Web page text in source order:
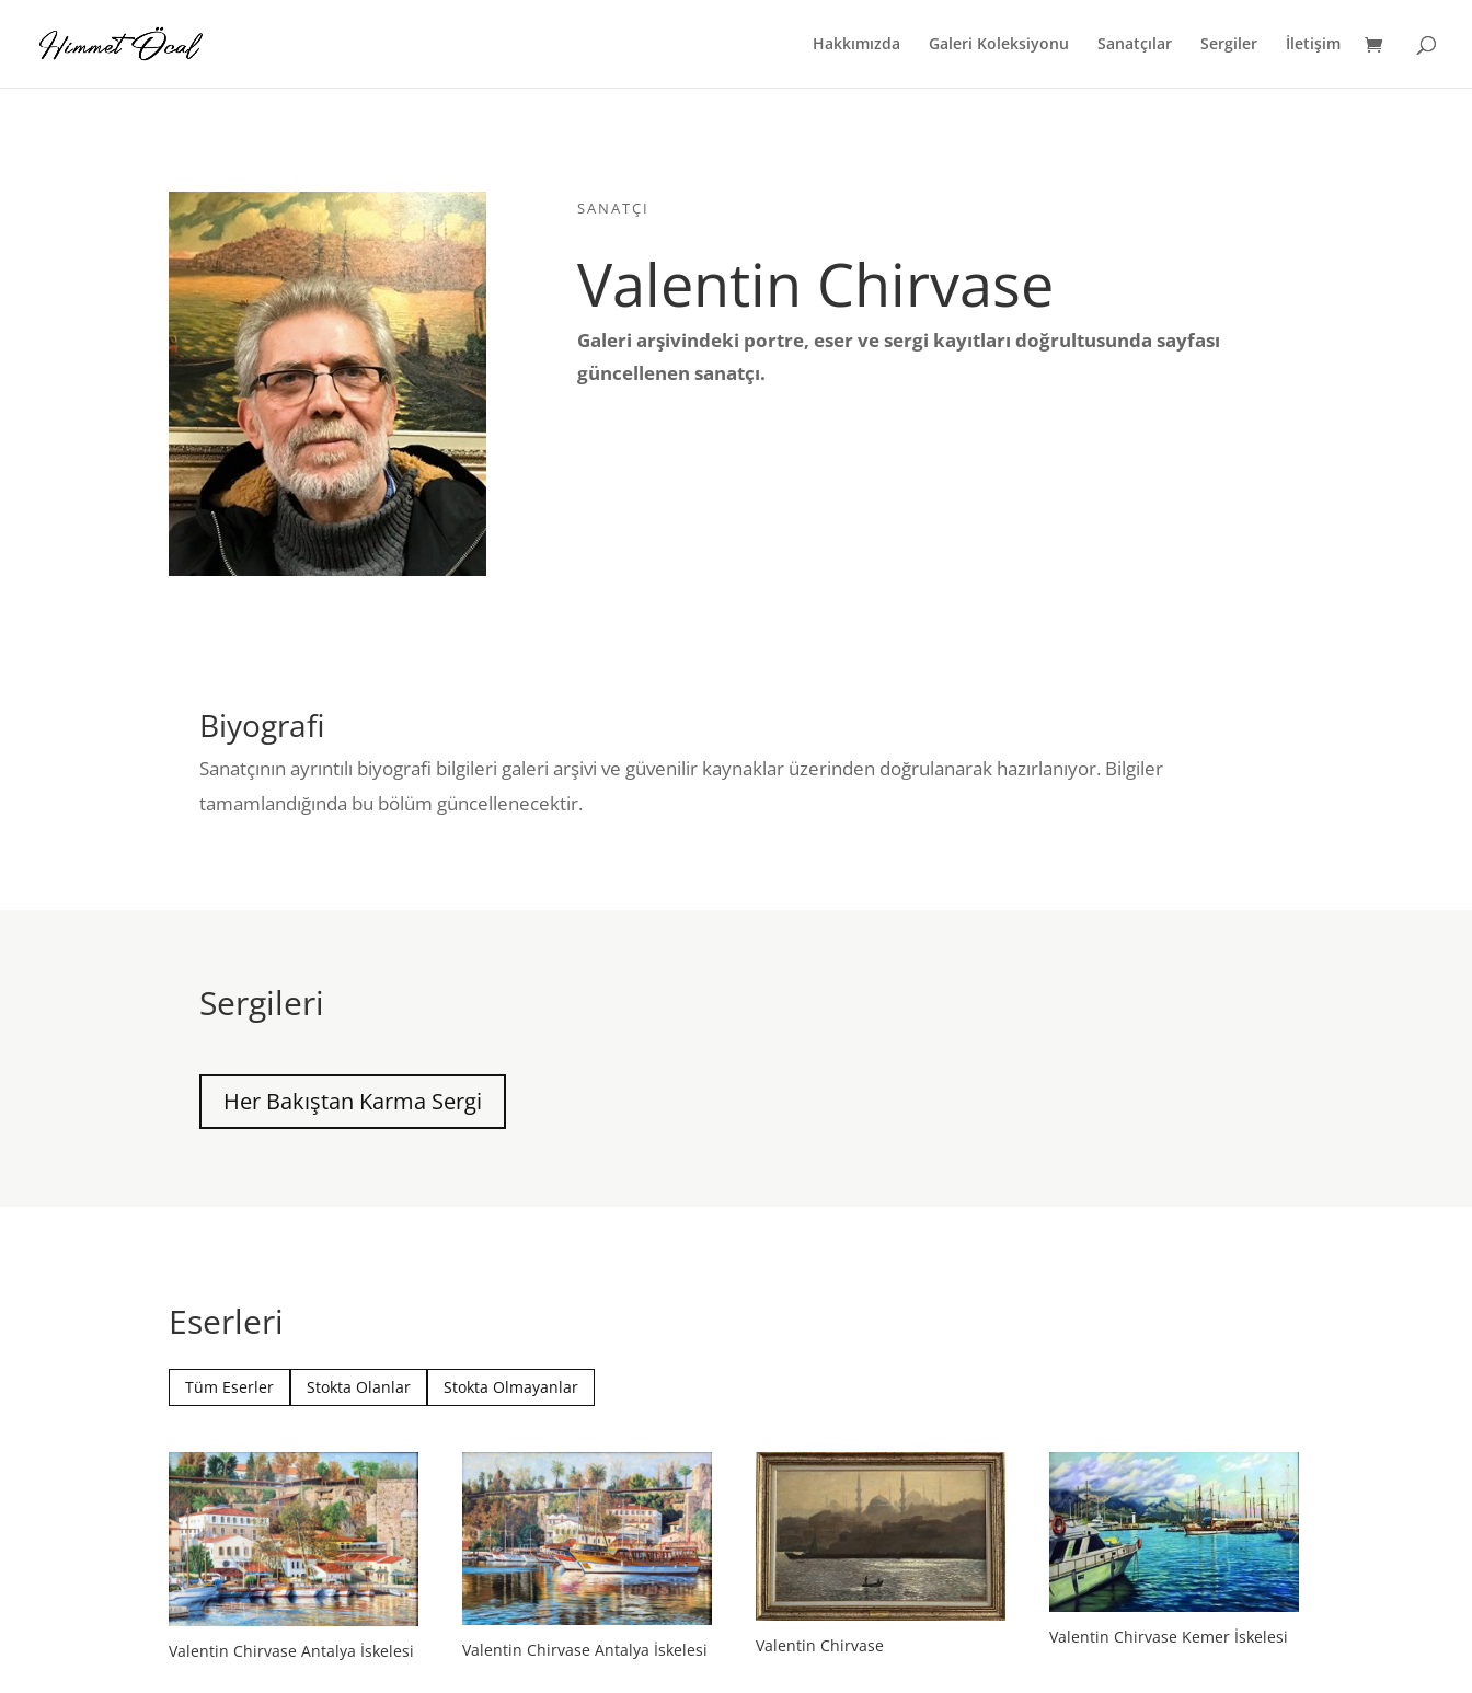
Hakkımızda Galeri Koleksiyonu Sanatçılar Sergiler İletişim
SANATÇI
Valentin Chirvase
Galeri arşivindeki portre, eser ve sergi kayıtları doğrultusunda sayfası
güncellenen sanatçı.
Biyografi
Sanatçının ayrıntılı biyografi bilgileri galeri arşivi ve güvenilir kaynaklar üzerinden doğrulanarak hazırlanıyor. Bilgiler
tamamlandığında bu bölüm güncellenecektir.
Sergileri
Her Bakıştan Karma Sergi
Eserleri
Tüm Eserler Stokta Olanlar Stokta Olmayanlar
Valentin Chirvase Antalya İskelesi Valentin Chirvase Antalya İskelesi Valentin Chirvase Valentin Chirvase Kemer İskelesi